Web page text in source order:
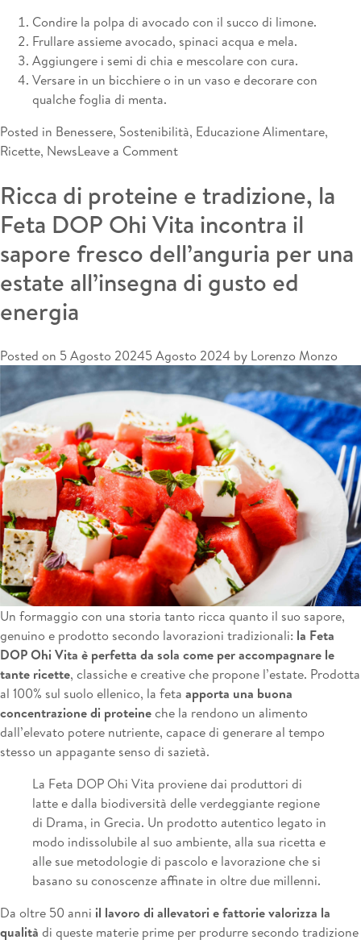
Condire la polpa di avocado con il succo di limone.
Frullare assieme avocado, spinaci acqua e mela.
Aggiungere i semi di chia e mescolare con cura.
Versare in un bicchiere o in un vaso e decorare con
qualche foglia di menta.
Posted in Benessere, Sostenibilità, Educazione Alimentare,
Ricette, NewsLeave a Commenton
oleosi,
quel
perfetto
equilibrio
tra
benessere,
Ottimi
anche
nei
frullati
estivi
con
mela,
avocado
e
spinaci
Ricca di proteine e tradizione, la
Feta DOP Ohi Vita incontra il
sapore fresco dell’anguria per una
estate all’insegna di gusto ed
energia
Posted on 5 Agosto 20245 Agosto 2024 by Lorenzo Monzo
Un formaggio con una storia tanto ricca quanto il suo sapore,
genuino e prodotto secondo lavorazioni tradizionali: la Feta
DOP Ohi Vita è perfetta da sola come per accompagnare le
tante ricette, classiche e creative che propone l’estate. Prodotta
al 100% sul suolo ellenico, la feta apporta una buona
concentrazione di proteineche la rendono un alimento
dall’elevato potere nutriente, capace di generare al tempo
stesso un appagante senso di sazietà.
La Feta DOP Ohi Vita proviene dai produttori di
latte e dalla biodiversità delle verdeggiante regione
di Drama, in Grecia. Un prodotto autentico legato in
modo indissolubile al suo ambiente, alla sua ricetta e
alle sue metodologie di pascolo e lavorazione che si
basano su conoscenze affinate in oltre due millenni.
Da oltre 50 anni il lavoro di allevatori e fattorie valorizza la
qualità di queste materie prime per produrre secondo tradizione